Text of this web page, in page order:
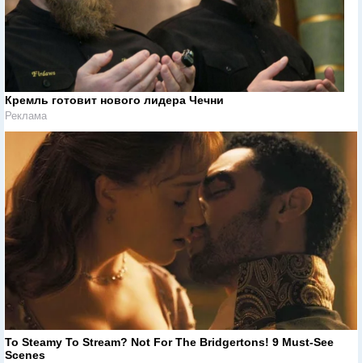
Кремль готовит нового лидера Чечни
Реклама
To Steamy To Stream? Not For The Bridgertons! 9 Must-See
Scenes